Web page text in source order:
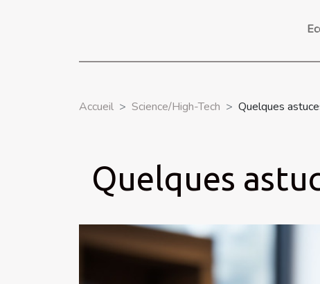
Accueil Science/High-Tech Quelques
Quelques